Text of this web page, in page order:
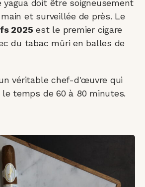
yagua doit être soigneusement
et surveillée de près. Le
2025 est le premier cigare
du tabac mûri en balles de
véritable chef-d'œuvre qui
temps de 60 à 80 minutes.